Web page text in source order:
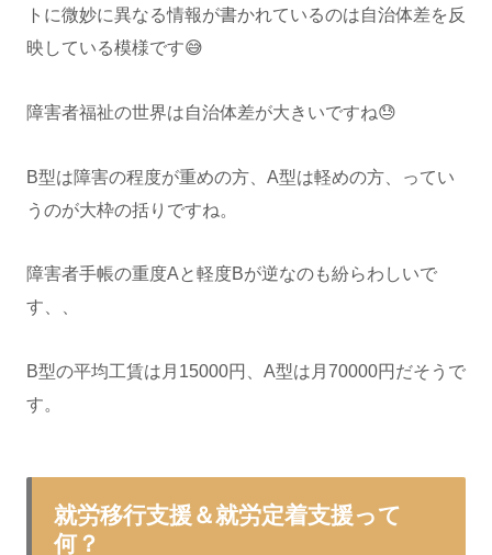
トに微妙に異なる情報が書かれているのは自治体差を反
映している模様です😅
障害者福祉の世界は自治体差が大きいですね😓
B型は障害の程度が重めの方、A型は軽めの方、ってい
うのが大枠の括りですね。
障害者手帳の重度Aと軽度Bが逆なのも紛らわしいで
す、、
B型の平均工賃は月15000円、A型は月70000円だそうで
す。
就労移行支援＆就労定着支援って
何？